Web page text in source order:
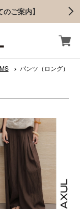
ご案内】
パンツ（ロング）